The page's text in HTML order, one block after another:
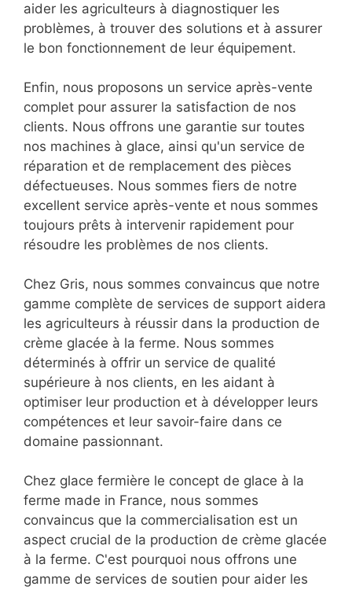
aider les agriculteurs à diagnostiquer les
problèmes, à trouver des solutions et à assurer
le bon fonctionnement de leur équipement.
Enfin, nous proposons un service après-vente
complet pour assurer la satisfaction de nos
clients. Nous offrons une garantie sur toutes
nos machines à glace, ainsi qu'un service de
réparation et de remplacement des pièces
défectueuses. Nous sommes fiers de notre
excellent service après-vente et nous sommes
toujours prêts à intervenir rapidement pour
résoudre les problèmes de nos clients.
Chez Gris, nous sommes convaincus que notre
gamme complète de services de support aidera
les agriculteurs à réussir dans la production de
crème glacée à la ferme. Nous sommes
déterminés à offrir un service de qualité
supérieure à nos clients, en les aidant à
optimiser leur production et à développer leurs
compétences et leur savoir-faire dans ce
domaine passionnant.
Chez glace fermière le concept de glace à la
ferme made in France, nous sommes
convaincus que la commercialisation est un
aspect crucial de la production de crème glacée
à la ferme. C'est pourquoi nous offrons une
gamme de services de soutien pour aider les